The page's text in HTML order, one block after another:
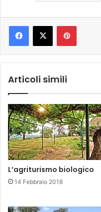
Pinterest
Articoli simili
L’agriturismo biologico
14 Febbraio 2018